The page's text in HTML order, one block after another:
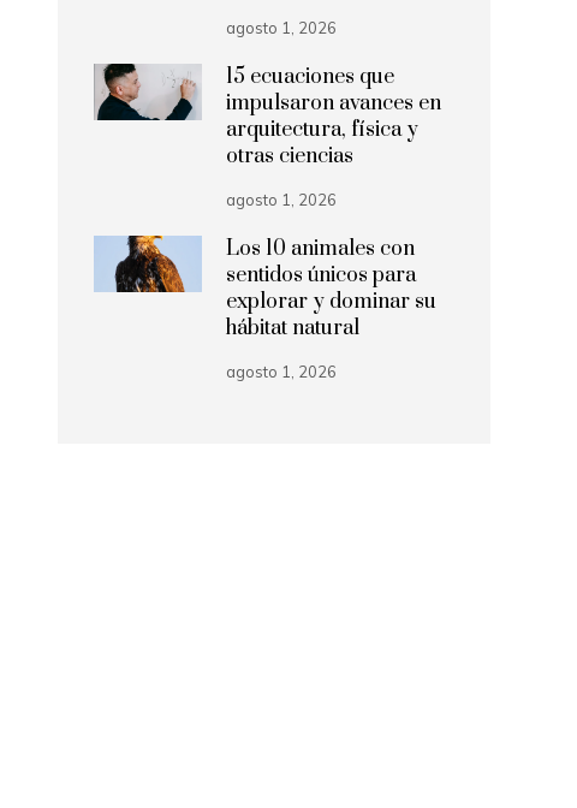
agosto 1, 2026
15 ecuaciones que
impulsaron avances en
arquitectura, física y
otras ciencias
agosto 1, 2026
Los 10 animales con
sentidos únicos para
explorar y dominar su
hábitat natural
agosto 1, 2026